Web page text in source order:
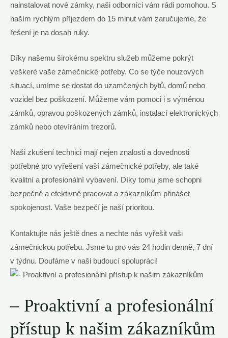
nainstalovat nové zámky, naši ‍odborníci vám rádi pomohou. S
naším rychlým příjezdem⁣ do 15 minut vám zaručujeme, že
řešení je na ‌dosah ruky.
Díky našemu širokému spektru služeb můžeme pokrýt
veškeré vaše zámečnické potřeby. Co se týče nouzových
situací, umíme se dostat do uzamčených bytů, domů nebo
vozidel bez poškození. Můžeme ⁣vám ​pomoci i s výměnou
zámků, opravou poškozených⁤ zámků,​ instalací elektronických
zámků nebo otevíráním trezorů.
Naši zkušení technici mají nejen znalosti a dovednosti
‍potřebné pro ‌vyřešení vaší zámečnické potřeby, ale také
kvalitní‌ a profesionální vybavení. Díky tomu ⁣jsme schopni
bezpečně ‌a efektivně pracovat a zákazníkům přinášet‍
spokojenost. Vaše bezpečí‍ je naší prioritou.
Kontaktujte nás ještě dnes a nechte nás vyřešit vaši
zámečnickou potřebu. Jsme tu pro vás 24 hodin denně, 7‌ dní
v týdnu. Doufáme v naši budoucí ⁣spolupráci!
– Proaktivní a profesionální
přístup k našim zákazníkům